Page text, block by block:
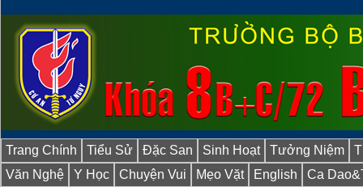
Trang Chính Tiểu Sử Đặc San Sinh Hoạt Tưởng Niệm
Văn Nghệ
Y Học Chuyện Vui Mẹo Vặt English Ca